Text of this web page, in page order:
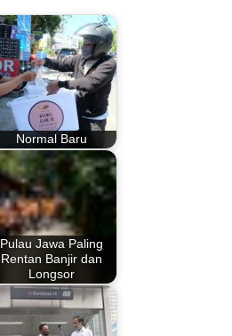
Normal Baru
Pulau Jawa Paling
Rentan Banjir dan
Longsor